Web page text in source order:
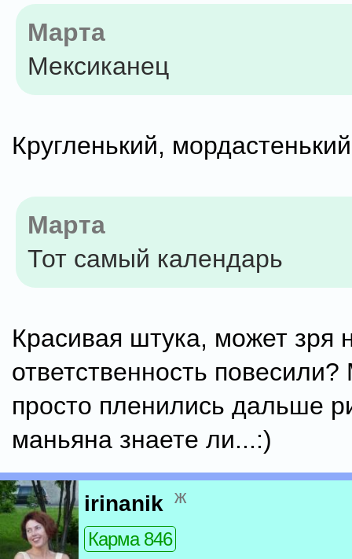
Марта
Мексиканец
Кругленький,
Марта
Тот самый календарь
Красивая штука, может зря
ответственность
просто пленились дальше
маньяна знаете ли...:)
irinanik ж
Карма 846